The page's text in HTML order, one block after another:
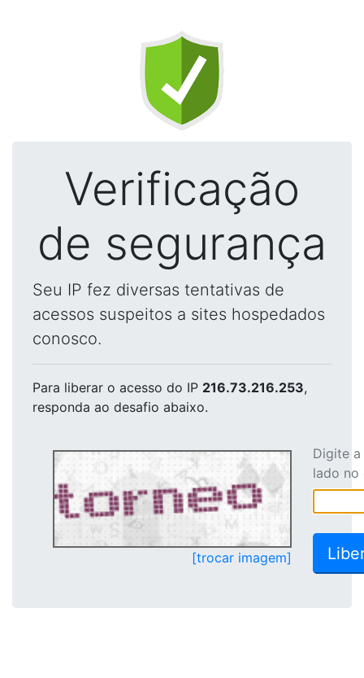
Verificação
de segurança
Seu IP fez diversas tentativas de
acessos suspeitos a sites hospedados
conosco.
Para liberar o acesso do IP 216.73.216.253,
responda ao desafio abaixo.
[trocar imagem]
Digite
lado no